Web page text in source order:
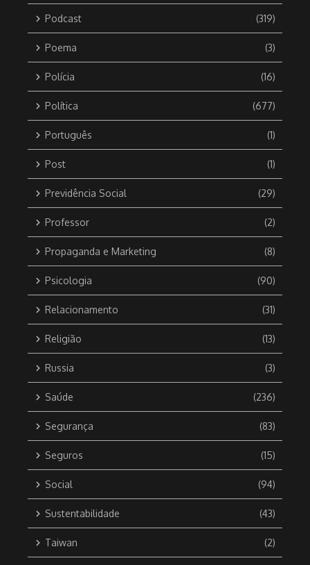
Podcast (319)
Poema (3)
Polícia (16)
Política (677)
Português (1)
Post (1)
Previdência Social (29)
Professor (2)
Propaganda e Marketing (8)
Psicologia (90)
Relacionamento (31)
Religião (13)
Russia (3)
Saúde (236)
Segurança (83)
Seguros (15)
Social (94)
Sustentabilidade (43)
Taiwan (2)